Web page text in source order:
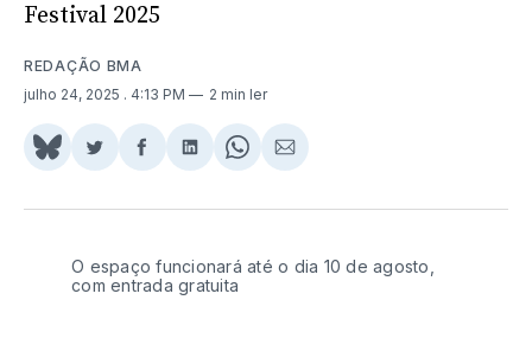
Festival 2025
REDAÇÃO BMA
julho 24, 2025 . 4:13 PM 2 min ler
Share
BlueSky
Compartilhar
Twitter
Compartilhar
Facebook
Compartilhar
LinkedIn
Share
WhatsApp
Compartilhar
Email
O espaço funcionará até o dia 10 de agosto,
com entrada gratuita